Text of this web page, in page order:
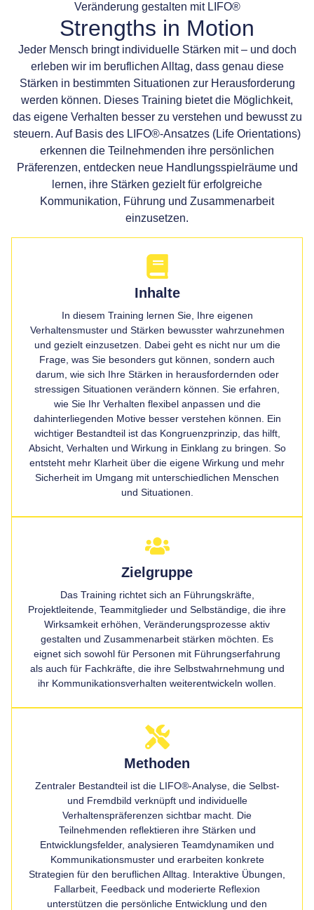
Veränderung gestalten mit LIFO®
Strengths in Motion
Jeder Mensch bringt individuelle Stärken mit – und doch
erleben wir im beruflichen Alltag, dass genau diese
Stärken in bestimmten Situationen zur Herausforderung
werden können. Dieses Training bietet die Möglichkeit,
das eigene Verhalten besser zu verstehen und bewusst zu
steuern. Auf Basis des LIFO®-Ansatzes (Life Orientations)
erkennen die Teilnehmenden ihre persönlichen
Präferenzen, entdecken neue Handlungsspielräume und
lernen, ihre Stärken gezielt für erfolgreiche
Kommunikation, Führung und Zusammenarbeit
einzusetzen.
Inhalte
In diesem Training lernen Sie, Ihre eigenen
Verhaltensmuster und Stärken bewusster wahrzunehmen
und gezielt einzusetzen. Dabei geht es nicht nur um die
Frage, was Sie besonders gut können, sondern auch
darum, wie sich Ihre Stärken in herausfordernden oder
stressigen Situationen verändern können. Sie erfahren,
wie Sie Ihr Verhalten flexibel anpassen und die
dahinterliegenden Motive besser verstehen können. Ein
wichtiger Bestandteil ist das Kongruenzprinzip, das hilft,
Absicht, Verhalten und Wirkung in Einklang zu bringen. So
entsteht mehr Klarheit über die eigene Wirkung und mehr
Sicherheit im Umgang mit unterschiedlichen Menschen
und Situationen.
Zielgruppe
Das Training richtet sich an Führungskräfte,
Projektleitende, Teammitglieder und Selbständige, die ihre
Wirksamkeit erhöhen, Veränderungsprozesse aktiv
gestalten und Zusammenarbeit stärken möchten. Es
eignet sich sowohl für Personen mit Führungserfahrung
als auch für Fachkräfte, die ihre Selbstwahrnehmung und
ihr Kommunikationsverhalten weiterentwickeln wollen.
Methoden
Zentraler Bestandteil ist die LIFO®-Analyse, die Selbst-
und Fremdbild verknüpft und individuelle
Verhaltenspräferenzen sichtbar macht. Die
Teilnehmenden reflektieren ihre Stärken und
Entwicklungsfelder, analysieren Teamdynamiken und
Kommunikationsmuster und erarbeiten konkrete
Strategien für den beruflichen Alltag. Interaktive Übungen,
Fallarbeit, Feedback und moderierte Reflexion
unterstützen die persönliche Entwicklung und den